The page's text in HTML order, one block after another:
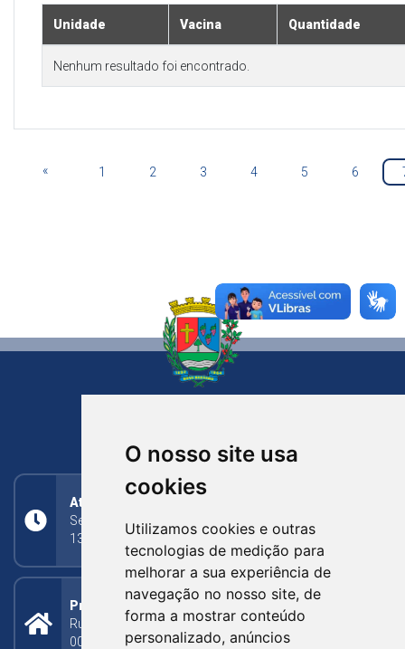
O nosso site usa
cookies
Utilizamos cookies e outras
tecnologias de medição para
melhorar a sua experiência de
navegação no nosso site, de
forma a mostrar conteúdo
personalizado, anúncios
Unidade Vacina Quantidade
Nenhum resultado foi encontrado.
« 1 2 3 4 5 6
Atendimento
Segunda a Sexta: 8h às 11h30min (manhã);
13h30min às 17h (tarde)
Prefeitura Municipal
Rua Silva Jardim, 505 - Bairro Centro - CEP: 95340-
000